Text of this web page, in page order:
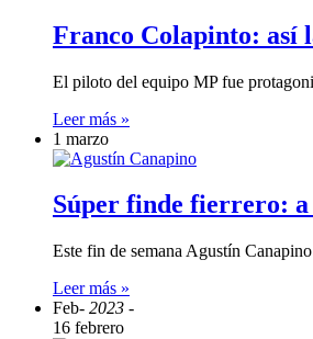
Franco Colapinto: así
El piloto del equipo MP fue
Leer más »
1 marzo
Súper finde fierrero:
Este fin de semana Agustín
Leer más »
Feb- 2023 -
16 febrero